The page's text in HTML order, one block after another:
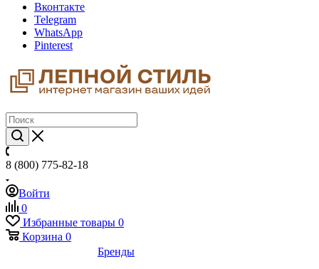
Вконтакте
Telegram
WhatsApp
Pinterest
8 (800) 775-82-18
Войти
0
Избранные товары 0
Корзина 0
Бренды